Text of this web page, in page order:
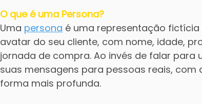
O que é uma Persona?
Uma persona é uma representação fictícia
avatar do seu cliente, com nome, idade,
jornada de compra. Ao invés de falar para
suas mensagens para pessoas reais,
forma mais profunda.